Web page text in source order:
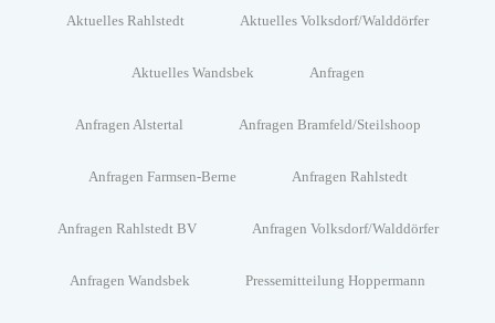
Aktuelles Rahlstedt Aktuelles Volksdorf/Walddörfer
Aktuelles Wandsbek Anfragen
Anfragen Alstertal Anfragen Bramfeld/Steilshoop
Anfragen Farmsen-Berne Anfragen Rahlstedt
Anfragen Rahlstedt BV Anfragen Volksdorf/Walddörfer
Anfragen Wandsbek Pressemitteilung Hoppermann